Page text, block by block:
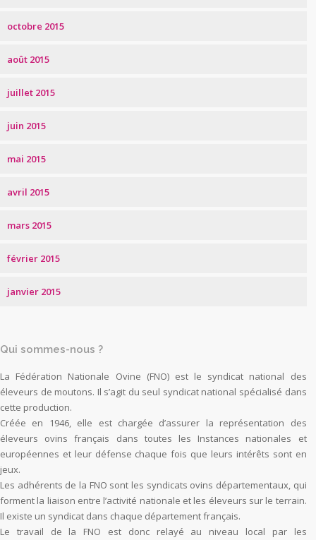
octobre 2015
août 2015
juillet 2015
juin 2015
mai 2015
avril 2015
mars 2015
février 2015
janvier 2015
Qui sommes-nous ?
La Fédération Nationale Ovine (FNO) est le syndicat national des
éleveurs de moutons. Il s’agit du seul syndicat national spécialisé dans
cette production.
Créée en 1946, elle est chargée d’assurer la représentation des
éleveurs ovins français dans toutes les Instances nationales et
européennes et leur défense chaque fois que leurs intérêts sont en
jeux.
Les adhérents de la FNO sont les syndicats ovins départementaux, qui
forment la liaison entre l’activité nationale et les éleveurs sur le terrain.
Il existe un syndicat dans chaque département français.
Le travail de la FNO est donc relayé au niveau local par les